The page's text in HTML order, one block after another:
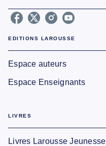
EDITIONS LAROUSSE
Espace auteurs
Espace Enseignants
LIVRES
Livres Larousse Jeunesse